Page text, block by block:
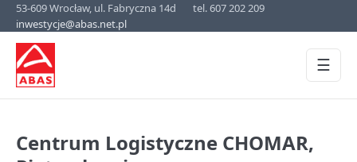
53-609 Wrocław, ul. Fabryczna 14d
tel. 607 202 209
inwestycje@abas.net.pl
☰
Centrum Logistyczne CHOMAR,